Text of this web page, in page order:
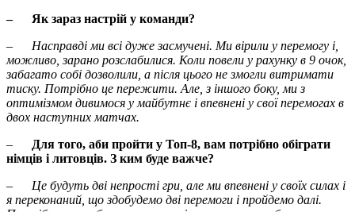
–
Як зараз настрій у команди?
–
Насправді ми всі дуже засмучені. Ми вірили у перемогу і,
можливо, зарано розслабилися. Коли повели у рахунку в 9 очок,
забагато собі дозволили, а після цього не змогли витримати
тиску. Потрібно це пережити. Але, з іншого боку, ми з
оптимізмом дивимося у майбутнє і впевнені у свої перемогах в
двох наступних матчах.
–
Для того, аби пройти у Топ-8, вам потрібно обіграти
німців і литовців. З ким буде важче?
–
Це будуть дві непрості гри, але ми впевнені у своїх силах і
я переконаний, що здобудемо дві перемоги і пройдемо далі.